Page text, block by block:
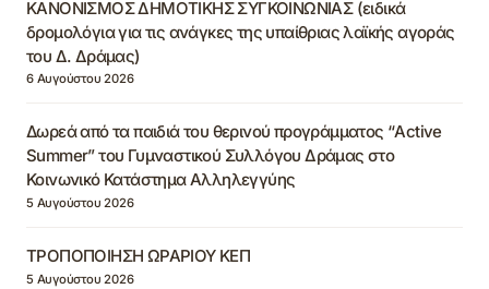
ΚΑΝΟΝΙΣΜΟΣ ΔΗΜΟΤΙΚΗΣ ΣΥΓΚΟΙΝΩΝΙΑΣ (ειδικά
δρομολόγια για τις ανάγκες της υπαίθριας λαϊκής αγοράς
του Δ. Δράμας)
6 Αυγούστου 2026
Δωρεά από τα παιδιά του θερινού προγράμματος “Active
Summer” του Γυμναστικού Συλλόγου Δράμας στο
Κοινωνικό Κατάστημα Αλληλεγγύης
5 Αυγούστου 2026
ΤΡΟΠΟΠΟΙΗΣΗ ΩΡΑΡΙΟΥ ΚΕΠ
5 Αυγούστου 2026